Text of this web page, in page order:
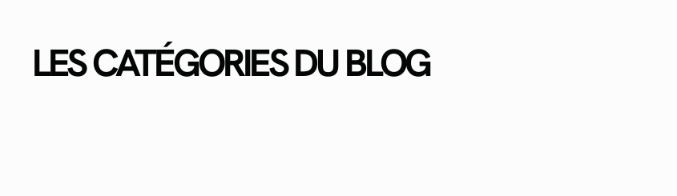
LES CATÉGORIES DU BLOG